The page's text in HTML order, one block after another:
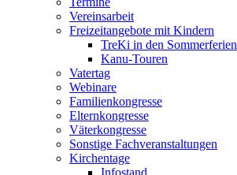
Vereinsarbeit
Freizeitangebote mit Kindern
TreKi in den Sommerferien
Kanu-Touren
Vatertag
Webinare
Familienkongresse
Elternkongresse
Väterkongresse
Sonstige Fachveranstaltungen
Kirchentage
Infostand